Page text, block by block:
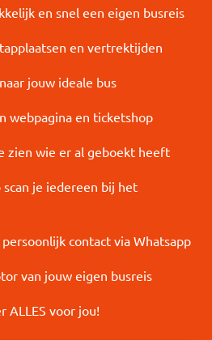
en snel een eigen busreis
en vertrektijden
jouw ideale bus
webpagina en ticketshop
zien wie er al geboekt heeft
je iedereen bij het
contact via Whatsapp
van jouw eigen busreis
ALLES voor jou!